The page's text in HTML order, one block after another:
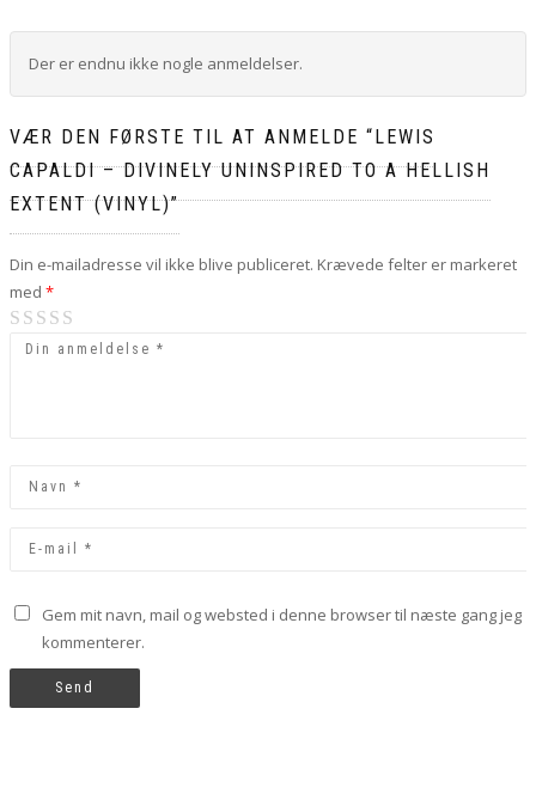
Der er endnu ikke nogle anmeldelser.
VÆR DEN FØRSTE TIL AT ANMELDE “LEWIS
CAPALDI – DIVINELY UNINSPIRED TO A HELLISH
EXTENT (VINYL)”
Din e-mailadresse vil ikke blive publiceret. Krævede felter er markeret
med *
1
2
3
4
5
Gem mit navn, mail og websted i denne browser til næste gang jeg
kommenterer.